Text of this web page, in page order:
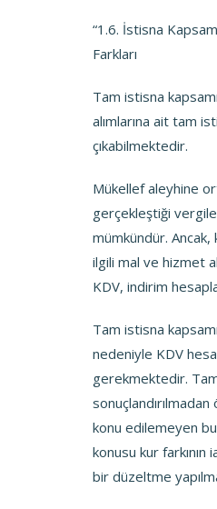
“1.6. İstisna
Farkları
Tam istisna
alımlarına ait tam
çıkabilmektedir.
Mükellef aleyhine
gerçekleştiği
mümkündür. Ancak,
ilgili mal ve hizmet
KDV, indirim
Tam istisna
nedeniyle KDV
gerekmektedir.
konu edilemeyen bu
konusu kur farkının
bir düzeltme